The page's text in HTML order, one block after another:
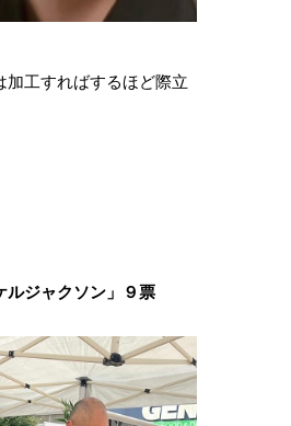
加工すればするほど際立
ルジャクソン」９票